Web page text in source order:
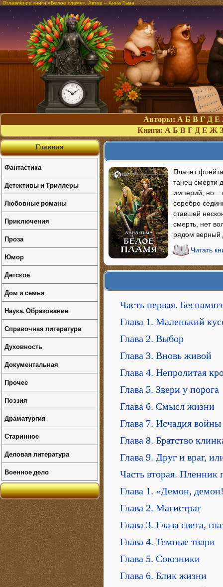
Оглавление книги «Белое пламя». Автор – Анна Тьма
Авторы: А Б В Г Д Е
Книги: А Б В Г Д Е Ж З
Плачет
танец смерти
империй, но...
серебро
ставшей
смерть, нет
рядом верный
Читать
Часть первая.
Глава 1. Маленький
Глава 2. Выбор
Глава 3. Вновь живой
Глава 4. Непролитая
Глава 5. Звери у порога
Глава 6. Смысл жизни
Глава 7. Исчадия войны
Глава 8. Братство
Глава 9. Друг и враг,
Часть вторая. Пленник
Глава 1. «Демон,
Глава 2. Магистрат
Глава 3. Глаза света,
Глава 4. Темные твари
Глава 5. Союзники
Глава 6. Блик жизни
Главная
Фантастика
Детективы и Триллеры
Любовные романы
Приключения
Проза
Юмор
Детское
Дом и семья
Наука, Образование
Справочная литература
Духовность
Документальная
Прочее
Поэзия
Драматургия
Старинное
Деловая литература
Военное дело